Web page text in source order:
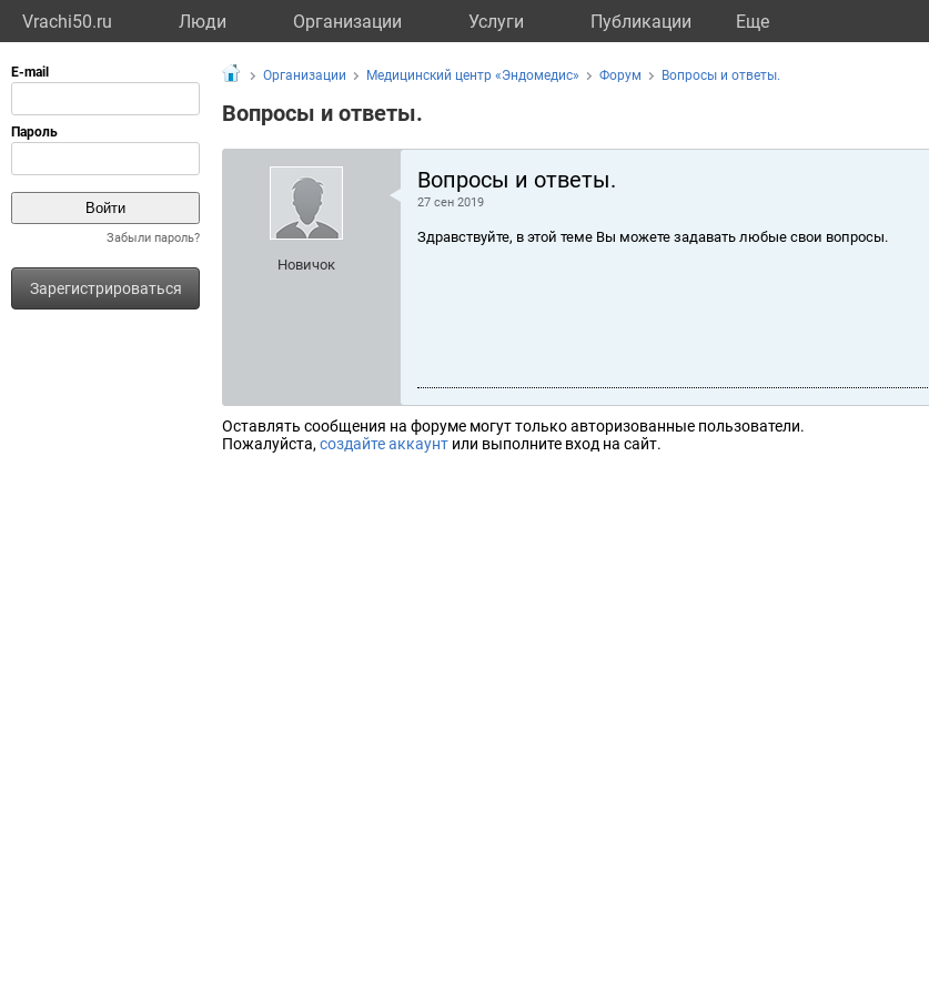
Vrachi50.ru Люди Организации Услуги Публикации Eще
Забыли пароль?
Зарегистрироваться
Организации Медицинский центр «Эндомедис» Форум Вопросы и ответы.
Вопросы и ответы.
Новичок
Вопросы и ответы.
27 сен 2019
Здравствуйте, в этой теме Вы можете задавать любые свои вопросы.
Оставлять сообщения на форуме могут только авторизованные пользователи.
Пожалуйста, создайте аккаунт или выполните вход на сайт.